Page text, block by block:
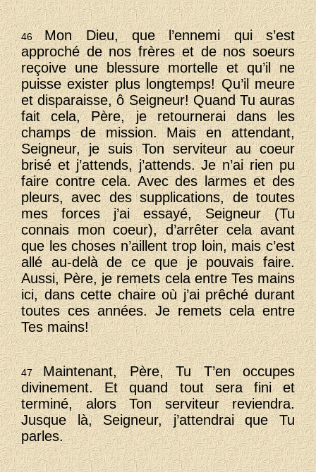
46Mon Dieu, que l’ennemi qui s’est
approché de nos frères et de nos soeurs
reçoive une blessure mortelle et qu’il ne
puisse exister plus longtemps! Qu’il meure
et disparaisse, ô Seigneur! Quand Tu auras
fait cela, Père, je retournerai dans les
champs de mission. Mais en attendant,
Seigneur, je suis Ton serviteur au coeur
brisé et j’attends, j’attends. Je n’ai rien pu
faire contre cela. Avec des larmes et des
pleurs, avec des supplications, de toutes
mes forces j’ai essayé, Seigneur (Tu
connais mon coeur), d’arrêter cela avant
que les choses n’aillent trop loin, mais c’est
allé au-delà de ce que je pouvais faire.
Aussi, Père, je remets cela entre Tes mains
ici, dans cette chaire où j’ai prêché durant
toutes ces années. Je remets cela entre
Tes mains!
47Maintenant, Père, Tu T’en occupes
divinement. Et quand tout sera fini et
terminé, alors Ton serviteur reviendra.
Jusque là, Seigneur, j’attendrai que Tu
parles.